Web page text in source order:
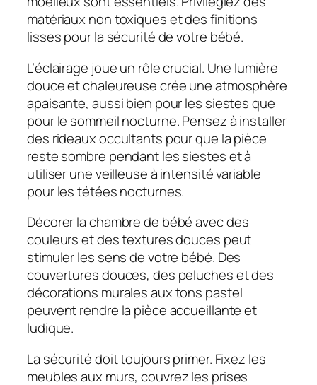
matériaux non toxiques et des finitions
lisses pour la sécurité de votre bébé.
L’éclairage joue un rôle crucial. Une lumière
douce et chaleureuse crée une atmosphère
apaisante, aussi bien pour les siestes que
pour le sommeil nocturne. Pensez à installer
des rideaux occultants pour que la pièce
reste sombre pendant les siestes et à
utiliser une veilleuse à intensité variable
pour les tétées nocturnes.
Décorer la chambre de bébé avec des
couleurs et des textures douces peut
stimuler les sens de votre bébé. Des
couvertures douces, des peluches et des
décorations murales aux tons pastel
peuvent rendre la pièce accueillante et
ludique.
La sécurité doit toujours primer. Fixez les
meubles aux murs, couvrez les prises